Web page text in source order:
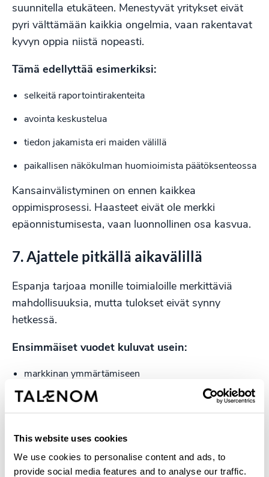
This website uses cookies
We use cookies to personalise content and ads, to
provide social media features and to analyse our traffic.
suunnitella etukäteen. Menestyvät yritykset eivät
pyri välttämään kaikkia ongelmia, vaan rakentavat
kyvyn oppia niistä nopeasti.
Tämä edellyttää esimerkiksi:
selkeitä raportointirakenteita
avointa keskustelua
tiedon jakamista eri maiden välillä
paikallisen näkökulman huomioimista päätöksenteossa
Kansainvälistyminen on ennen kaikkea
oppimisprosessi. Haasteet eivät ole merkki
epäonnistumisesta, vaan luonnollinen osa kasvua.
7. Ajattele pitkällä aikavälillä
Espanja tarjoaa monille toimialoille merkittäviä
mahdollisuuksia, mutta tulokset eivät synny
hetkessä.
Ensimmäiset vuodet kuluvat usein:
markkinan ymmärtämiseen
organisaation rakentamiseen
toimintamallien kehittämiseen
luottamuksen rakentamiseen